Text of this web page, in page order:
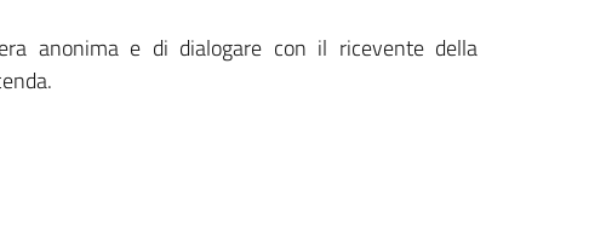
anonima e di dialogare con il ricevente della